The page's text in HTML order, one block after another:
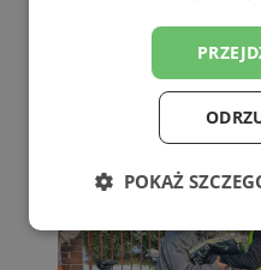
POKAŻ
Niezbędne